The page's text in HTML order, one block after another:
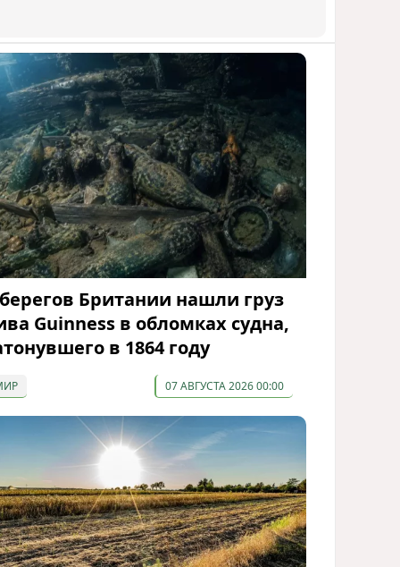
Британии нашли груз
Guinness в обломках судна,
в 1864 году
07 АВГУСТА 2026 00:00